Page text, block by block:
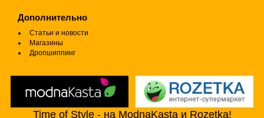
Дополнительно
Статьи и новости
Магазины
Дропшиппинг
Time of Style - на ModnaKasta и Rozetka!